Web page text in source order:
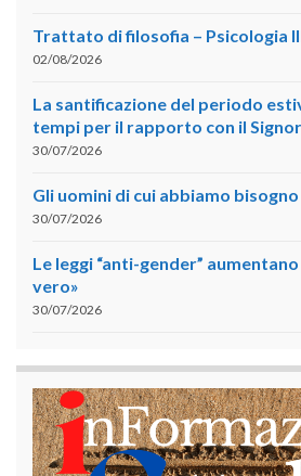
Trattato di filosofia – Psicologia
02/08/2026
La santificazione del periodo
tempi per il rapporto con il
30/07/2026
Gli uomini di cui abbiamo bisogno
30/07/2026
Le leggi “anti-gender”
vero»
30/07/2026